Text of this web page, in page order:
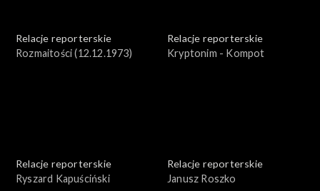
Relacje reporterskie
Rozmaitości (12.12.1973)
Relacje reporterskie
Kryptonim - Kompot
Relacje reporterskie
Ryszard Kapuściński
Relacje reporterskie
Janusz Roszko